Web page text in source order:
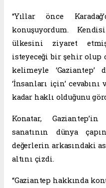
“Yıllar önce
konuşuyordum.
ülkesini ziyaret
isteyeceği bir şehir olup
kelimeyle ‘Gaziantep’
‘İnsanları için’
kadar haklı olduğunu
Konatar,
sanatının dünya
değerlerin arkasındaki
altını çizdi.
“Gaziantep hakkında